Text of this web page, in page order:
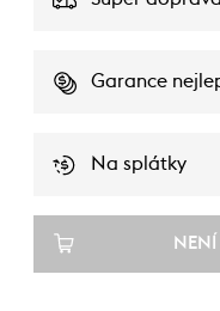
Garance
Na splátky
NENÍ